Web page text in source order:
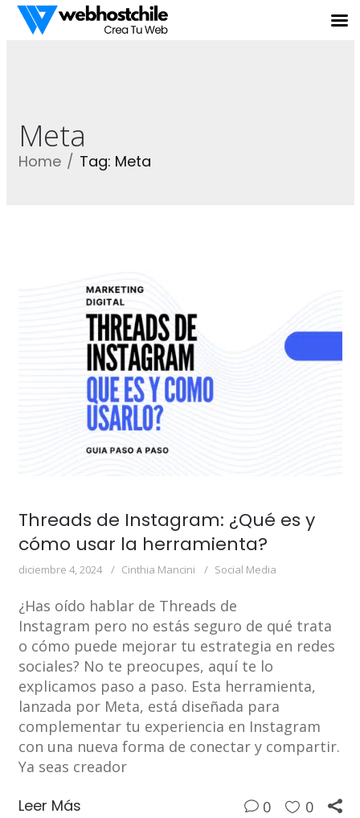
Meta
Home Tag: Meta
Threads de Instagram: ¿Qué es y
cómo usar la herramienta?
diciembre 4, 2024 Cinthia Mancini Social Media
¿Has oído hablar de Threads de
Instagram pero no estás seguro de qué trata
o cómo puede mejorar tu estrategia en redes
sociales? No te preocupes, aquí te lo
explicamos paso a paso. Esta herramienta,
lanzada por Meta, está diseñada para
complementar tu experiencia en Instagram
con una nueva forma de conectar y compartir.
Ya seas creador
Leer Más 0 0